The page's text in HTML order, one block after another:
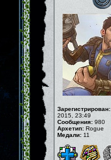
Зарегистрирован:
2015, 23:49
Сообщения: 980
Архетип: Rogue
Медали: 11